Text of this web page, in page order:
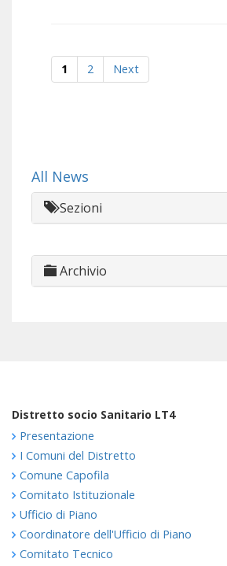
1 2 Next
All News
Sezioni
Archivio
Distretto socio Sanitario LT4
Presentazione
I Comuni del Distretto
Comune Capofila
Comitato Istituzionale
Ufficio di Piano
Coordinatore dell'Ufficio di Piano
Comitato Tecnico